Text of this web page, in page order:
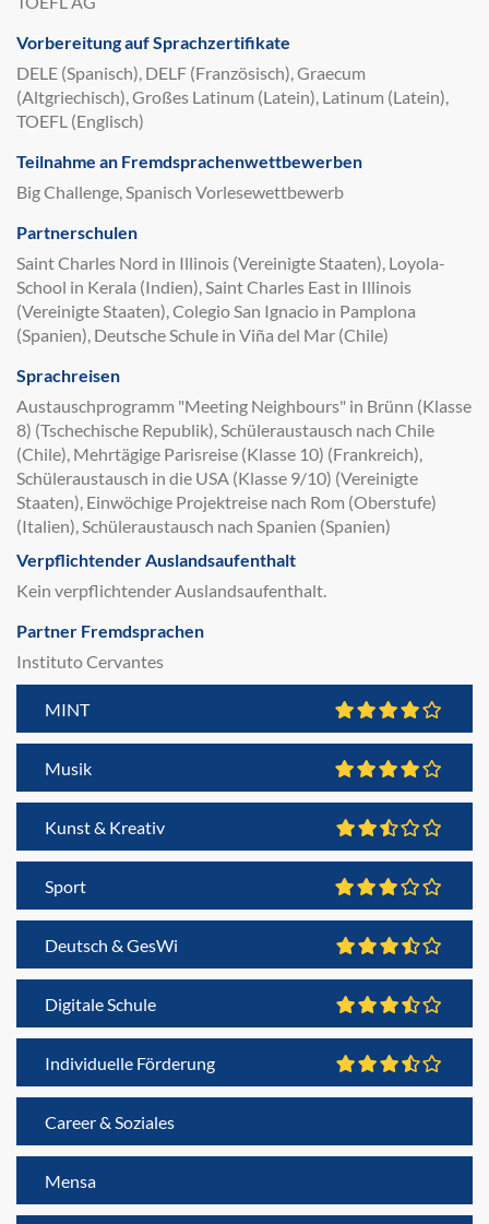
Vorbereitung auf Sprachzertifikate
DELE (Spanisch), DELF (Französisch), Graecum
(Altgriechisch), Großes Latinum (Latein), Latinum (Latein),
TOEFL (Englisch)
Teilnahme an Fremdsprachenwettbewerben
Big Challenge, Spanisch Vorlesewettbewerb
Partnerschulen
Saint Charles Nord in Illinois (Vereinigte Staaten), Loyola-
School in Kerala (Indien), Saint Charles East in Illinois
(Vereinigte Staaten), Colegio San Ignacio in Pamplona
(Spanien), Deutsche Schule in Viña del Mar (Chile)
Sprachreisen
Austauschprogramm "Meeting Neighbours" in Brünn (Klasse
8) (Tschechische Republik), Schüleraustausch nach Chile
(Chile), Mehrtägige Parisreise (Klasse 10) (Frankreich),
Schüleraustausch in die USA (Klasse 9/10) (Vereinigte
Staaten), Einwöchige Projektreise nach Rom (Oberstufe)
(Italien), Schüleraustausch nach Spanien (Spanien)
Verpflichtender Auslandsaufenthalt
Kein verpflichtender Auslandsaufenthalt.
Partner Fremdsprachen
Instituto Cervantes
MINT
Musik
Kunst & Kreativ
Sport
Deutsch & GesWi
Digitale Schule
Individuelle Förderung
Career & Soziales
Mensa